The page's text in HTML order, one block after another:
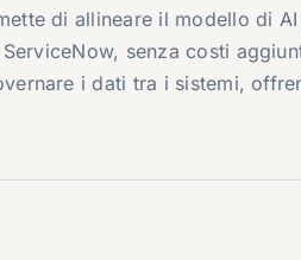
di allineare il modello di
senza costi
i dati tra i sistemi,